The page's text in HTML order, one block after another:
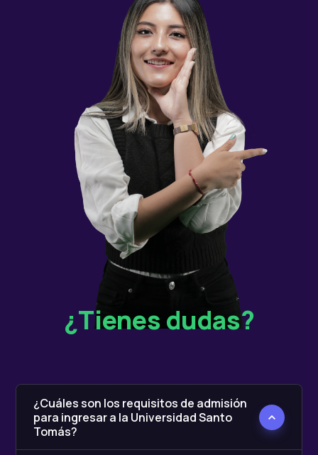
¿Tienes dudas?
¿Cuáles son los requisitos de admisión
para ingresar a la Universidad Santo
Tomás?